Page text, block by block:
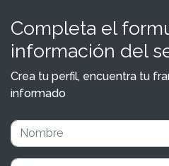
Completa el
información del
Crea tu perfil, encuentra tu
informado